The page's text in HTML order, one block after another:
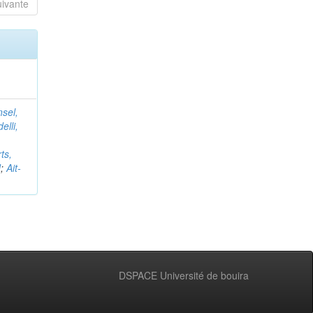
;Ait-
DSPACE Université de bouira